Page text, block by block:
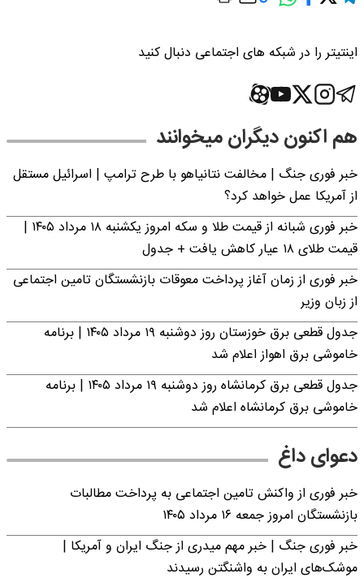
اینتیتر را در شبکه های اجتماعی دنبال کنید
هم اکنون دیگران میخوانند
خبر فوری جنگ | مخالفت نتانیاهو با طرح ترامپ | اسرائیل مستقل
از آمریکا عمل خواهد کرد؟
خبر فوری شبانه از قیمت طلا و سکه امروز یکشنبه ۱۸ مرداد ۱۴۰۵ |
قیمت طلای ۱۸ عیار کاهش یافت + جدول
خبر فوری از زمان آغاز پرداخت معوقات بازنشستگان تامین اجتماعی
از زبان وزیر
جدول قطعی برق خوزستان روز دوشنبه ۱۹ مرداد ۱۴۰۵ | برنامه
خاموشی برق اهواز اعلام شد
جدول قطعی برق کرمانشاه روز دوشنبه ۱۹ مرداد ۱۴۰۵ | برنامه
خاموشی برق کرمانشاه اعلام شد
دعوای داغ
خبر فوری از واکنش تامین اجتماعی به پرداخت مطالبات
بازنشستگان امروز جمعه ۱۶ مرداد ۱۴۰۵
خبر فوری جنگ | خبر مهم میدری از جنگ ایران و آمریکا |
موشک‌های ایران به واشنگتن رسیدند